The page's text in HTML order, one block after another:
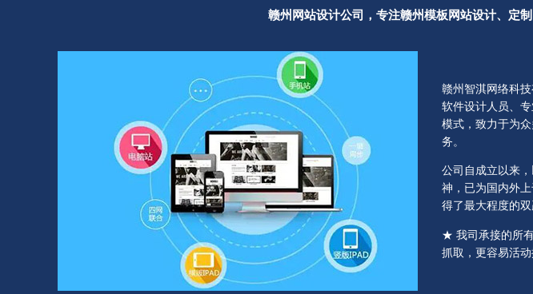
赣州网站设计公司，专注赣州模板网站设计、定
赣州智淇网络科
软件设计人员、
模式，致力于为
务。
公司自成立以来
神，已为国内外
得了最大程度的
★ 我司承接的所
抓取，更容易活